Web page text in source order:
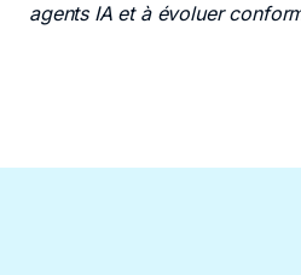
agents IA et à évoluer